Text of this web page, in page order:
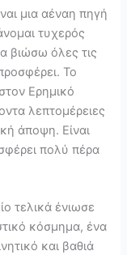
μια αέναη πηγή
τυχερός
βιώσω όλες τις
Το
Ερημικό
λεπτομέρειες
άποψη. Είναι
πολύ πέρα
τελικά ένιωσε
κόσμημα, ένα
και βαθιά